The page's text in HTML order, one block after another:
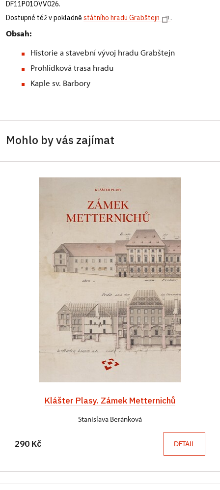
DF11P01OVV026.
Dostupné též v pokladně státního hradu Grabštejn .
Obsah:
Historie a stavební vývoj hradu Grabštejn
Prohlídková trasa hradu
Kaple sv. Barbory
Mohlo by vás zajímat
Klášter Plasy. Zámek Metternichů
Stanislava Beránková
290 Kč DETAIL